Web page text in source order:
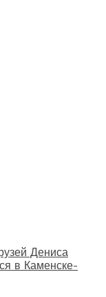
Дениса
в Каменске-